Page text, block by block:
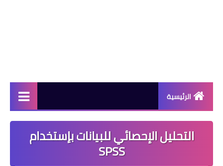
الرئيسية
دورات مجانية
كورسات مجانية
التحليل الإحصائي للبيانات بإستخدام
SPSS